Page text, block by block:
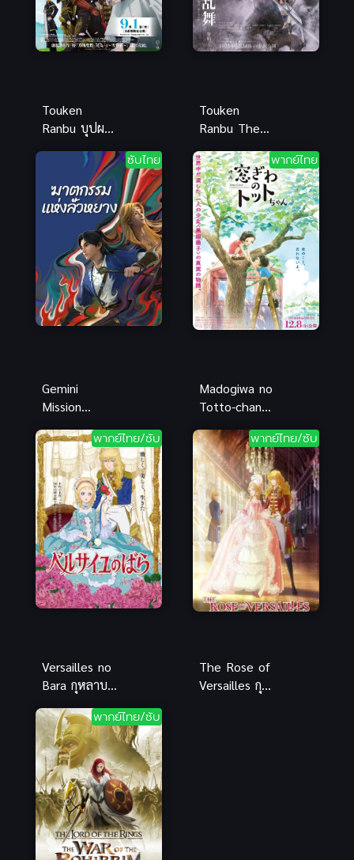
Touken
Ranbu บุปผา
โทเคนรันบุ
ซับไทย อนิ
เมะต่อสู้สุด
ป่วน
Touken
Ranbu The
รันบุ มูฟวี่ ศึก
รุ่งอรุณ ซับ
ไทย ดาบหล่อ
ซับไทย
Gemini
Mission
ฆาตกรรมแห่ง
ลั่วหยาง ซับ
ไทย อนิเมะ
สืบสวนคดี
พากย์ไทย
Madogiwa no
Totto-chan
หญิงข้าง
หน้าต่าง
พากย์ไทยดี
พากย์ไทย/ซับ
Versailles no
Bara กุหลาบ
เมะซับไทย
ภาพยนตร์
ระดับตำนาน
พากย์ไทย/ซับ
The Rose of
Versailles กุ
พากย์ไทย/ซับ